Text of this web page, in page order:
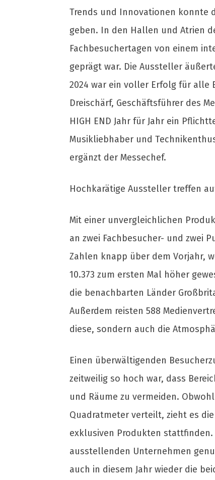
Trends und Innovationen konnte
geben. In den Hallen und Atrien
Fachbesuchertagen von einem
geprägt war. Die Aussteller
2024 war ein voller Erfolg für alle
Dreischärf, Geschäftsführer des
HIGH END Jahr für Jahr ein
Musikliebhaber und
ergänzt der Messechef.
Hochkarätige Aussteller treffen
Mit einer unvergleichlichen
an zwei Fachbesucher- und zwei
Zahlen knapp über dem Vorjahr,
10.373 zum ersten Mal höher
die benachbarten Länder
Außerdem reisten 588
diese, sondern auch die
Einen überwältigenden
zeitweilig so hoch war, dass
und Räume zu vermeiden.
Quadratmeter verteilt, zieht es
exklusiven Produkten stattfinden.
ausstellenden Unternehmen
auch in diesem Jahr wieder die